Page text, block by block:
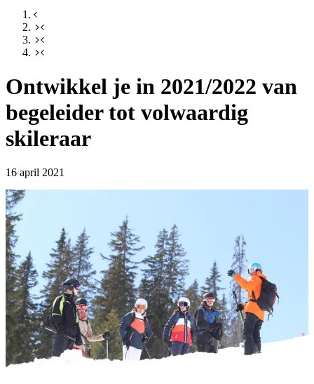
Ontwikkel je in 2021/2022 van
begeleider tot volwaardig
skileraar
16 april 2021